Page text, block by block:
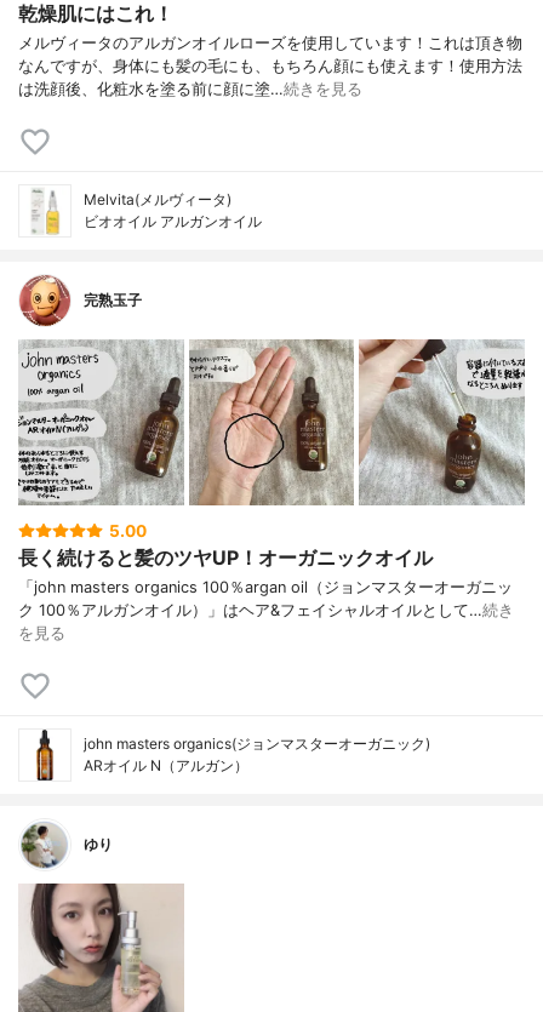
乾燥肌にはこれ！
メルヴィータのアルガンオイルローズを使用しています！これは頂き物
なんですが、身体にも髪の毛にも、もちろん顔にも使えます！使用方法
は洗顔後、化粧水を塗る前に顔に塗…続きを見る
Melvita(メルヴィータ)
ビオオイル アルガンオイル
完熟玉子
5.00
長く続けると髪のツヤUP！オーガニックオイル
「john masters organics 100％argan oil（ジョンマスターオーガニッ
ク 100％アルガンオイル）」はヘア&フェイシャルオイルとして…続き
を見る
john masters organics(ジョンマスターオーガニック)
ARオイル N（アルガン）
ゆり